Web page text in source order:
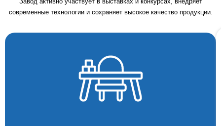
современные технологии и сохраняет высокое качество продукции.